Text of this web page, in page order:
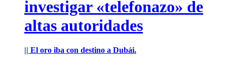
investigar «telefonazo» de
altas autoridades
|| El oro iba con destino a Dubái.